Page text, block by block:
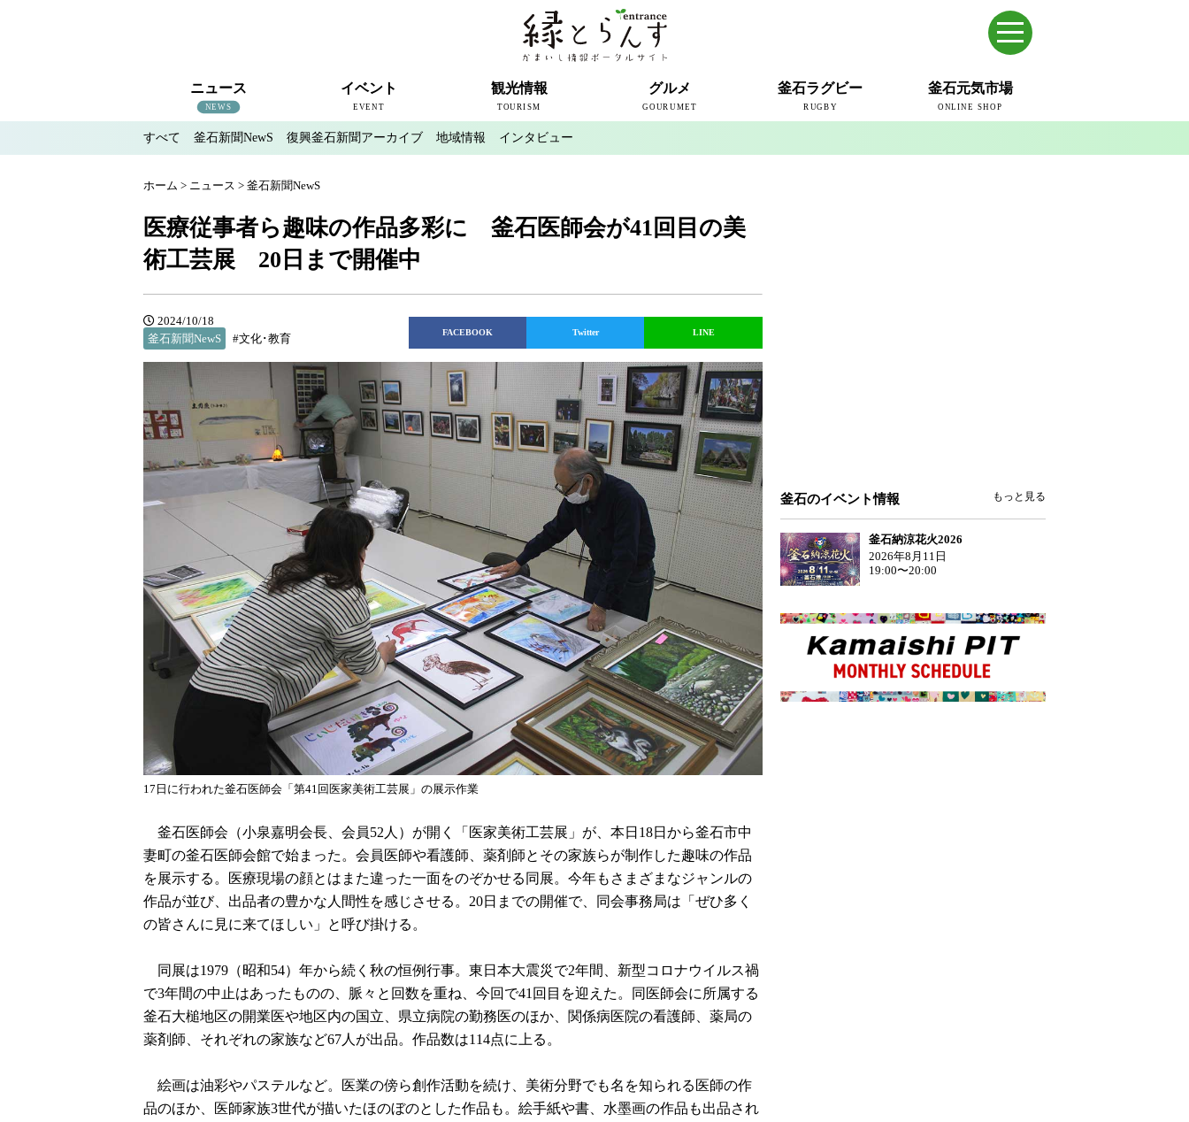
ニュース
NEWS
すべて
釜石新聞NewS
復興釜石新聞アーカイブ
地域情報
インタビュー
イベント
EVENT
釜石のイベント情報
観光情報
TOURISM
近代製鉄発祥の地
観光スポット
宿泊情報
釜石情報交流センター
魚河岸テラス
うのすまい・トモス
根浜シーサイド
SL銀河
三陸鉄道
グルメ
GOURUMET
釜石ラグビー
RUGBY
釜石元気市場
ONLINE SHOP
すべて 釜石新聞NewS 復興釜石新聞アーカイブ 地域情報 インタビュー
ホーム > ニュース > 釜石新聞NewS
医療従事者ら趣味の作品多彩に 釜石医師会が41回目の美
術工芸展 20日まで開催中
2024/10/18
釜石新聞NewS
#文化･教育 FACEBOOK Twitter LINE
17日に行われた釜石医師会「第41回医家美術工芸展」の展示作業
釜石医師会（小泉嘉明会長、会員52人）が開く「医家美術工芸展」が、本日18日から釜石市中
妻町の釜石医師会館で始まった。会員医師や看護師、薬剤師とその家族らが制作した趣味の作品
を展示する。医療現場の顔とはまた違った一面をのぞかせる同展。今年もさまざまなジャンルの
作品が並び、出品者の豊かな人間性を感じさせる。20日までの開催で、同会事務局は「ぜひ多く
の皆さんに見に来てほしい」と呼び掛ける。
同展は1979（昭和54）年から続く秋の恒例行事。東日本大震災で2年間、新型コロナウイルス禍
で3年間の中止はあったものの、脈々と回数を重ね、今回で41回目を迎えた。同医師会に所属する
釜石大槌地区の開業医や地区内の国立、県立病院の勤務医のほか、関係病医院の看護師、薬局の
薬剤師、それぞれの家族など67人が出品。作品数は114点に上る。
絵画は油彩やパステルなど。医業の傍ら創作活動を続け、美術分野でも名を知られる医師の作
品のほか、医師家族3世代が描いたほのぼのとした作品も。絵手紙や書、水墨画の作品も出品され
釜石のイベント情報 もっと見る
釜石納涼花火2026
2026年8月11日
19:00〜20:00